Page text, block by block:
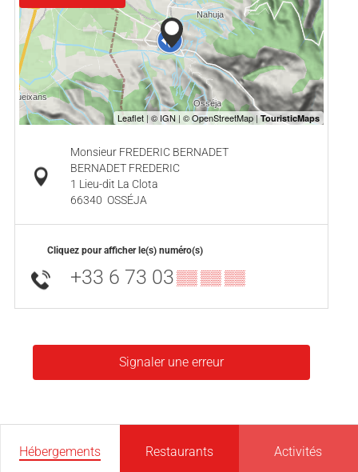
Monsieur FREDERIC BERNADET
BERNADET FREDERIC
1 Lieu-dit La Clota
66340 OSSÉJA
Cliquez pour afficher le(s) numéro(s)
+33 6 73 03▒▒ ▒▒ ▒▒
Signaler une erreur
Hébergements Restaurants Activités